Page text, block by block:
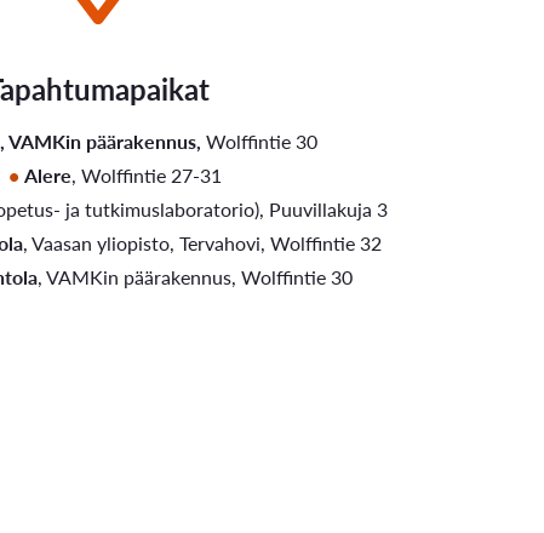
VAMKin päärakennus, Wolffintie 30
Alere, Wolffintie 27-31
ja tutkimuslaboratorio), Puuvillakuja 3
, Vaasan yliopisto, Tervahovi, Wolffintie 32
, VAMKin päärakennus, Wolffintie 30